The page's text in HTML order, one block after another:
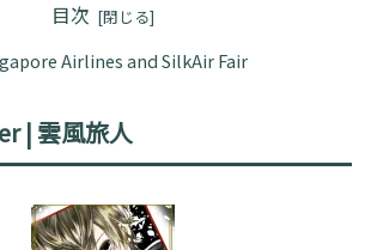
目次
Airlines and SilkAir Fair
| 雲風旅人